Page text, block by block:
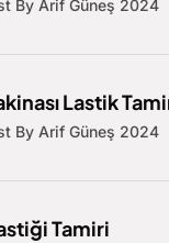
By Arif Güneş 2024
Lastik
By Arif Güneş 2024
Tamiri